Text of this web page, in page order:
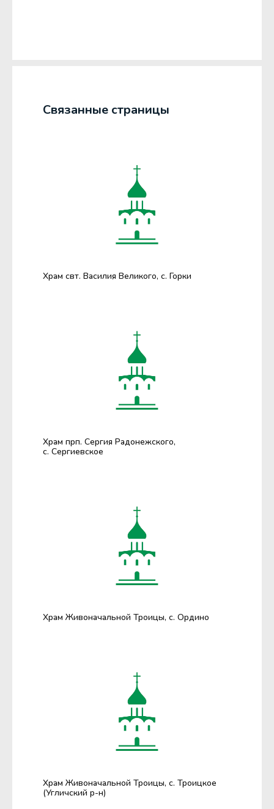
Связанные страницы
Храм свт. Василия Великого, с. Горки
Храм прп. Сергия Радонежского,
с. Сергиевское
Храм Живоначальной Троицы, с. Ордино
Храм Живоначальной Троицы, с. Троицкое
(Угличский р-н)